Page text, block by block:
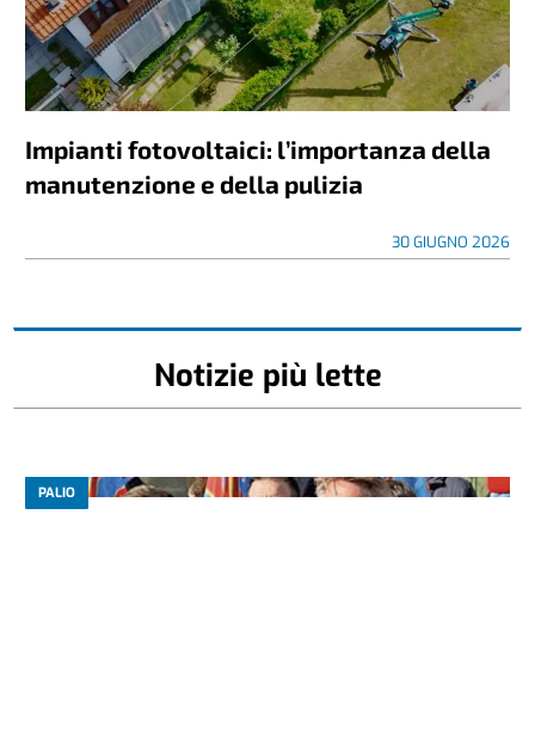
Impianti fotovoltaici: l’importanza della
manutenzione e della pulizia
30 GIUGNO 2026
Notizie più lette
PALIO